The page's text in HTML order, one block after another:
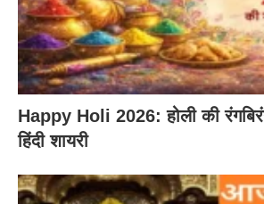
Happy Holi 2026: होली की
हिंदी शायरी